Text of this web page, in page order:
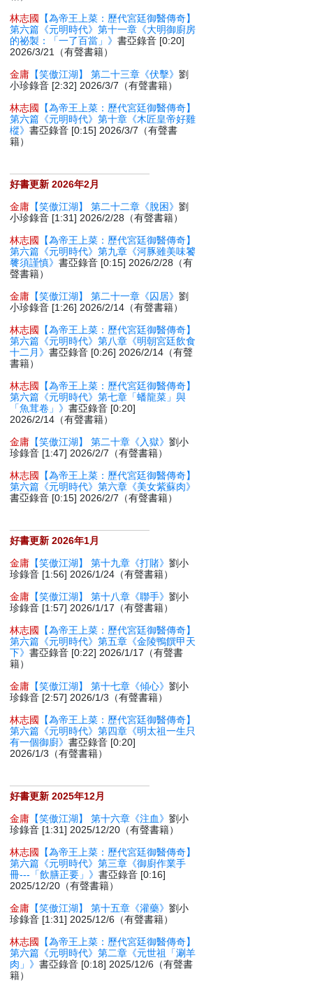
林志國
【為帝王上菜：歷代宮廷御醫傳奇】
第六篇《元明時代》第十一章《大明御廚房
的祕製：「一了百當」》書亞錄音 [0:20]
2026/3/21（有聲書籍）
金庸 【笑傲江湖】 第二十三章《伏擊》劉
小珍錄音 [2:32] 2026/3/7（有聲書籍）
林志國
【為帝王上菜：歷代宮廷御醫傳奇】
第六篇《元明時代》第十章《木匠皇帝好雞
樅》書亞錄音 [0:15] 2026/3/7（有聲書
籍）
好書更新 2026年2月
金庸 【笑傲江湖】 第二十二章《脫困》劉
小珍錄音 [1:31] 2026/2/28（有聲書籍）
林志國
【為帝王上菜：歷代宮廷御醫傳奇】
第六篇《元明時代》第九章《河豚雖美味饕
餮須謹慎》書亞錄音 [0:15] 2026/2/28（有
聲書籍）
金庸 【笑傲江湖】 第二十一章《囚居》劉
小珍錄音 [1:26] 2026/2/14（有聲書籍）
林志國
【為帝王上菜：歷代宮廷御醫傳奇】
第六篇《元明時代》第八章《明朝宮廷飲食
十二月》書亞錄音 [0:26] 2026/2/14（有聲
書籍）
林志國
【為帝王上菜：歷代宮廷御醫傳奇】
第六篇《元明時代》第七章「蟠龍菜」與
「魚茸卷」》書亞錄音 [0:20]
2026/2/14（有聲書籍）
金庸 【笑傲江湖】 第二十章《入獄》劉小
珍錄音 [1:47] 2026/2/7（有聲書籍）
林志國
【為帝王上菜：歷代宮廷御醫傳奇】
第六篇《元明時代》第六章《美女紫蘇肉》
書亞錄音 [0:15] 2026/2/7（有聲書籍）
好書更新 2026年1月
金庸 【笑傲江湖】 第十九章《打賭》劉小
珍錄音 [1:56] 2026/1/24（有聲書籍）
金庸 【笑傲江湖】 第十八章《聯手》劉小
珍錄音 [1:57] 2026/1/17（有聲書籍）
林志國
【為帝王上菜：歷代宮廷御醫傳奇】
第六篇《元明時代》第五章《金陵鴨饌甲天
下》書亞錄音 [0:22] 2026/1/17（有聲書
籍）
金庸 【笑傲江湖】 第十七章《傾心》劉小
珍錄音 [2:57] 2026/1/3（有聲書籍）
林志國
【為帝王上菜：歷代宮廷御醫傳奇】
第六篇《元明時代》第四章《明太祖一生只
有一個御廚》書亞錄音 [0:20]
2026/1/3（有聲書籍）
好書更新 2025年12月
金庸 【笑傲江湖】 第十六章《注血》劉小
珍錄音 [1:31] 2025/12/20（有聲書籍）
林志國
【為帝王上菜：歷代宮廷御醫傳奇】
第六篇《元明時代》第三章《御廚作業手
冊---「飲膳正要」》書亞錄音 [0:16]
2025/12/20（有聲書籍）
金庸 【笑傲江湖】 第十五章《灌藥》劉小
珍錄音 [1:31] 2025/12/6（有聲書籍）
林志國
【為帝王上菜：歷代宮廷御醫傳奇】
第六篇《元明時代》第二章《元世祖「涮羊
肉」》書亞錄音 [0:18] 2025/12/6（有聲書
籍）